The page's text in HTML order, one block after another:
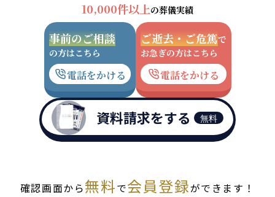
10,000件以上の葬儀実績
事前のご相談
の方はこちら
電話をかける
ご逝去・ご危篤で
お急ぎの方はこちら
電話をかける
資料請求をする 無料
確認画面から無料で会員登録ができます！